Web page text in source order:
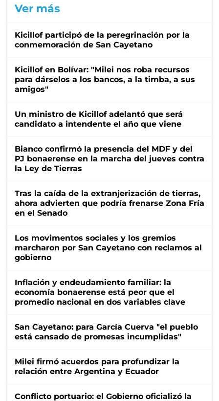
Ver más
Kicillof participó de la peregrinación por la
conmemoración de San Cayetano
Kicillof en Bolívar: "Milei nos roba recursos
para dárselos a los bancos, a la timba, a sus
amigos"
Un ministro de Kicillof adelantó que será
candidato a intendente el año que viene
Bianco confirmó la presencia del MDF y del
PJ bonaerense en la marcha del jueves contra
la Ley de Tierras
Tras la caída de la extranjerización de tierras,
ahora advierten que podría frenarse Zona Fría
en el Senado
Los movimentos sociales y los gremios
marcharon por San Cayetano con reclamos al
gobierno
Inflación y endeudamiento familiar: la
economía bonaerense está peor que el
promedio nacional en dos variables clave
San Cayetano: para García Cuerva "el pueblo
está cansado de promesas incumplidas"
Milei firmó acuerdos para profundizar la
relación entre Argentina y Ecuador
Conflicto portuario: el Gobierno oficializó la